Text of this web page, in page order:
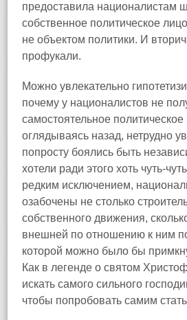
предоставила националистам
собственное политическое
не объектом политики. И
профукали.
Можно увлекательно
почему у националистов не
самостоятельное
оглядываясь назад, нетрудно
попросту боялись быть
хотели ради этого хоть чуть-
редким исключением,
озабочены не столько
собственного движения,
внешней по отношению к ним
которой можно было бы
Как в легенде о святом
искать самого сильного
чтобы попробовать самим